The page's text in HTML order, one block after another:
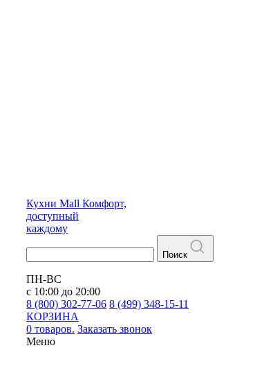
Кухни Mall Комфорт,
доступный
каждому
Поиск
ПН-ВС
с 10:00 до 20:00
8 (800) 302-77-06 8 (499) 348-15-11
КОРЗИНА
0 товаров. Заказать звонок
Меню